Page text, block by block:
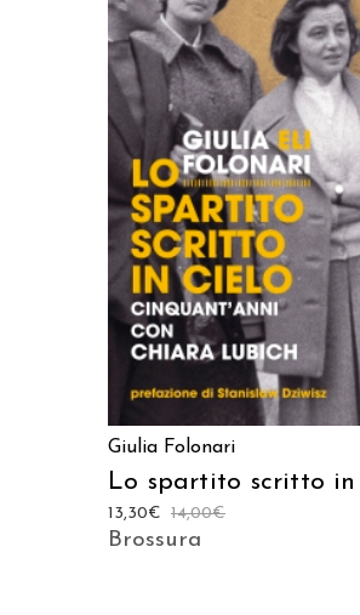
AGGIUNGI AL CARRELLO
Giulia Folonari
Lo spartito scritto in
14,00€
13,30€
Brossura